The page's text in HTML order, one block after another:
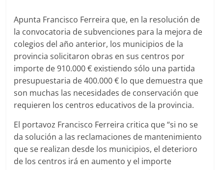
Apunta Francisco Ferreira que, en la resolución de
la convocatoria de subvenciones para la mejora de
colegios del año anterior, los municipios de la
provincia solicitaron obras en sus centros por
importe de 910.000 € existiendo sólo una partida
presupuestaria de 400.000 € lo que demuestra que
son muchas las necesidades de conservación que
requieren los centros educativos de la provincia.
El portavoz Francisco Ferreira critica que “si no se
da solución a las reclamaciones de mantenimiento
que se realizan desde los municipios, el deterioro
de los centros irá en aumento y el importe